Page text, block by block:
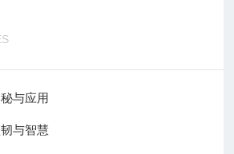
与应用
与智慧